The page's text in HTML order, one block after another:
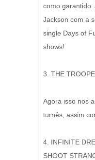
como garantido.
Jackson com a
single Days of
shows!
3. THE
Agora isso nos
turnês, assim
4. INFINITE
SHOOT